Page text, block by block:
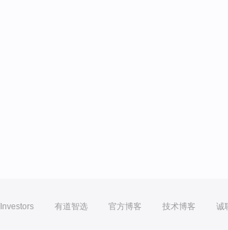
Investors 有道智选 官方博客 技术博客 诚